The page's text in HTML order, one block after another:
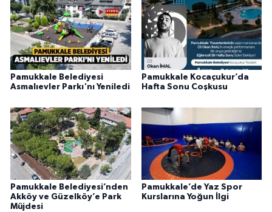
Pamukkale Belediyesi
Asmalıevler Parkı'nı Yeniledi
Pamukkale Kocaçukur’da
Hafta Sonu Coşkusu
Pamukkale Belediyesi’nden
Akköy ve Güzelköy’e Park
Müjdesi
Pamukkale’de Yaz Spor
Kurslarına Yoğun İlgi